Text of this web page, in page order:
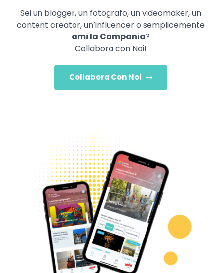
Sei un blogger, un fotografo, un videomaker, un
content creator, un’influencer o semplicemente
ami la Campania?
Collabora con Noi!
Collabora Con Noi